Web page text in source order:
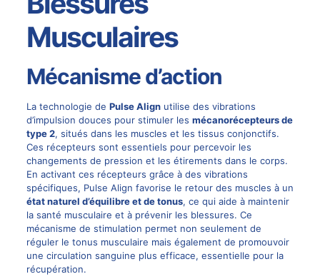
Musculaires
Mécanisme d’action
La technologie de Pulse Alignutilise des vibrations
d’impulsion douces pour stimuler les mécanorécepteurs de
type 2, situés dans les muscles et les tissus conjonctifs.
Ces récepteurs sont essentiels pour percevoir les
changements de pression et les étirements dans le corps.
En activant ces récepteurs grâce à des vibrations
spécifiques, Pulse Align favorise le retour des muscles à un
état naturel d’équilibre et de tonus, ce qui aide à maintenir
la santé musculaire et à prévenir les blessures. Ce
mécanisme de stimulation permet non seulement de
réguler le tonus musculaire mais également de promouvoir
une circulation sanguine plus efficace, essentielle pour la
récupération.